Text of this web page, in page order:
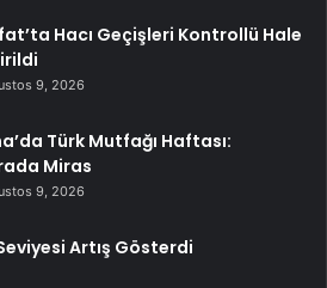
Hacı Geçişleri Kontrollü Hale
9, 2026
Türk Mutfağı Haftası:
Miras
9, 2026
Artış Gösterdi